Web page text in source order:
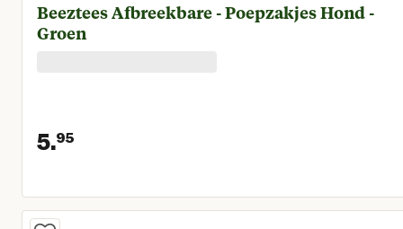
Beeztees Afbreekbare - Poepzakjes Hond -
Groen
5.95
Huidige prijs € 5,95